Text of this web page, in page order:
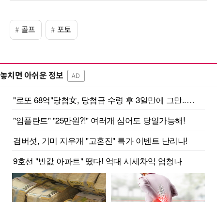
골프 포토
놓치면 아쉬운 정보 AD